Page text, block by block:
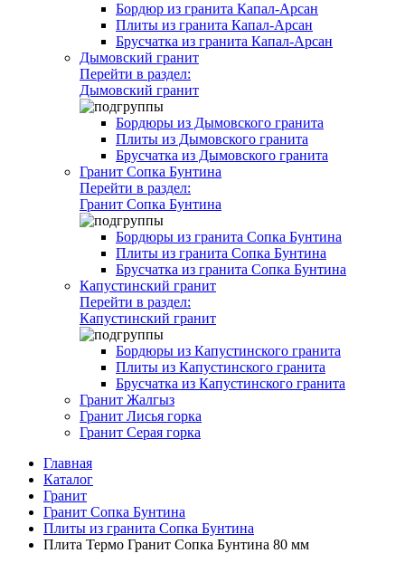
Бордюр из гранита Капал-Арсан
Плиты из гранита Капал-Арсан
Брусчатка из гранита Капал-Арсан
Дымовский гранит
Перейти в раздел:
Дымовский гранит
Бордюры из Дымовского гранита
Плиты из Дымовского гранита
Брусчатка из Дымовского гранита
Гранит Сопка Бунтина
Перейти в раздел:
Гранит Сопка Бунтина
Бордюры из гранита Сопка Бунтина
Плиты из гранита Сопка Бунтина
Брусчатка из гранита Сопка Бунтина
Капустинский гранит
Перейти в раздел:
Капустинский гранит
Бордюры из Капустинского гранита
Плиты из Капустинского гранита
Брусчатка из Капустинского гранита
Гранит Жалгыз
Гранит Лисья горка
Гранит Серая горка
Главная
Каталог
Гранит
Гранит Сопка Бунтина
Плиты из гранита Сопка Бунтина
Плита Термо Гранит Сопка Бунтина 80 мм